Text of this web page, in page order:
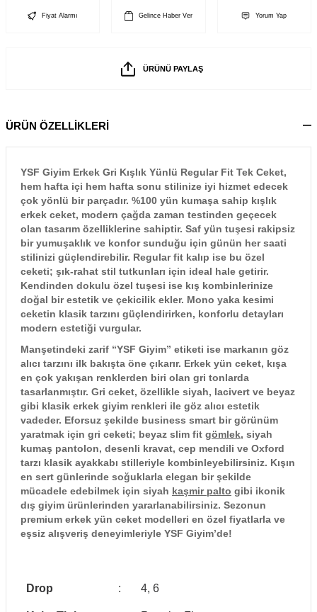
Fiyat Alarmı Gelince Haber Ver Yorum Yap
ÜRÜNÜ PAYLAŞ
ÜRÜN ÖZELLİKLERİ
YSF Giyim Erkek Gri Kışlık Yünlü Regular Fit Tek Ceket,
hem hafta içi hem hafta sonu stilinize iyi hizmet edecek
çok yönlü bir parçadır. %100 yün kumaşa sahip kışlık
erkek ceket, modern çağda zaman testinden geçecek
olan tasarım özelliklerine sahiptir. Saf yün tuşesi rakipsiz
bir yumuşaklık ve konfor sunduğu için günün her saati
stilinizi güçlendirebilir. Regular fit kalıp ise bu özel
ceketi; şık-rahat stil tutkunları için ideal hale getirir.
Kendinden dokulu özel tuşesi ise kış kombinlerinize
doğal bir estetik ve çekicilik ekler. Mono yaka kesimi
ceketin klasik tarzını güçlendirirken, konforlu detayları
modern estetiği vurgular.
Manşetindeki zarif “YSF Giyim” etiketi ise markanın göz
alıcı tarzını ilk bakışta öne çıkarır. Erkek yün ceket, kışa
en çok yakışan renklerden biri olan gri tonlarda
tasarlanmıştır. Gri ceket, özellikle siyah, lacivert ve beyaz
gibi klasik erkek giyim renkleri ile göz alıcı estetik
vadeder. Eforsuz şekilde business smart bir görünüm
yaratmak için gri ceketi; beyaz slim fit gömlek, siyah
kumaş pantolon, desenli kravat, cep mendili ve Oxford
tarzı klasik ayakkabı stilleriyle kombinleyebilirsiniz. Kışın
en sert günlerinde soğuklarla elegan bir şekilde
mücadele edebilmek için siyah kaşmir palto gibi ikonik
dış giyim ürünlerinden yararlanabilirsiniz. Sezonun
premium erkek yün ceket modelleri en özel fiyatlarla ve
eşsiz alışveriş deneyimleriyle YSF Giyim’de!
Drop : 4, 6